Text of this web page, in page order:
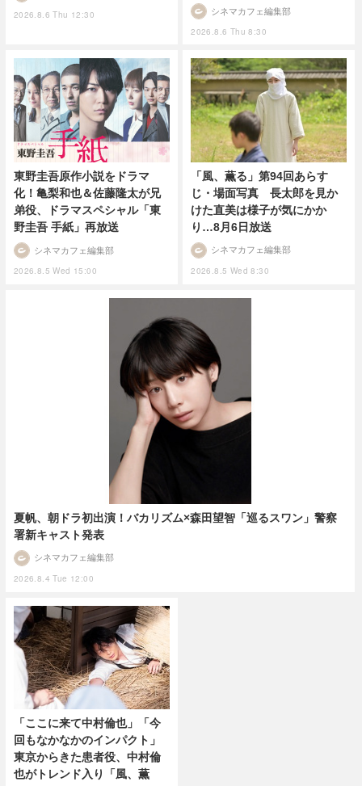
2026.8.6 Thu 12:30
2026.8.6 Thu 8:30
シネマカフェ編集部
東野圭吾原作小説をドラマ
化！亀梨和也＆佐藤隆太が兄
弟役、ドラマスペシャル「東
野圭吾 手紙」再放送
2026.8.5 Wed 15:00
シネマカフェ編集部
「風、薫る」第94回あらす
じ・場面写真 長太郎を見か
けた直美は様子が気にかか
り…8月6日放送
2026.8.5 Wed 8:30
シネマカフェ編集部
夏帆、朝ドラ初出演！バカリズム×森田望智「巡るスワン」警察
署新キャスト発表
2026.8.4 Tue 12:00
シネマカフェ編集部
「ここに来て中村倫也」「今
回もなかなかのインパクト」
東京からきた患者役、中村倫
也がトレンド入り「風、薫